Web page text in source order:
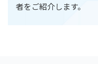
者をご紹介します。